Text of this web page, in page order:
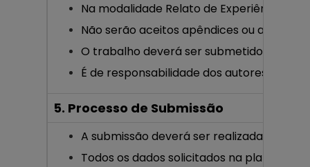
Na modalidade Relato de Experiência, o
Não serão aceitos apêndices ou anexos.
O trabalho deverá ser submetido em
É de responsabilidade dos autores
5. Processo de Submissão
A submissão deverá ser realizada
Todos os dados solicitados na